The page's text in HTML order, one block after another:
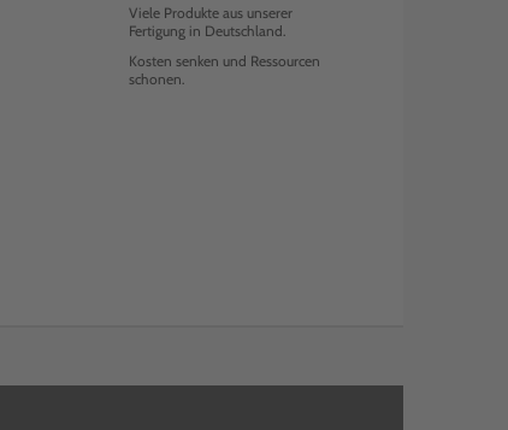
Viele Produkte aus unserer
Fertigung in Deutschland.
Kosten senken und Ressourcen
schonen.